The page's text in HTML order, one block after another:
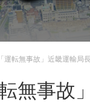
運転無事故」近畿運輸局
無事故